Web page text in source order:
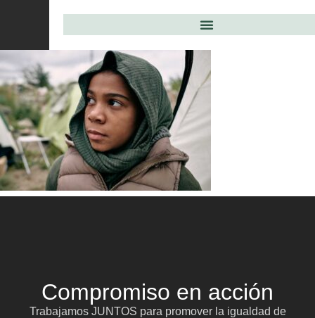
Compromiso en acción
Trabajamos JUNTOS para promover la igualdad de